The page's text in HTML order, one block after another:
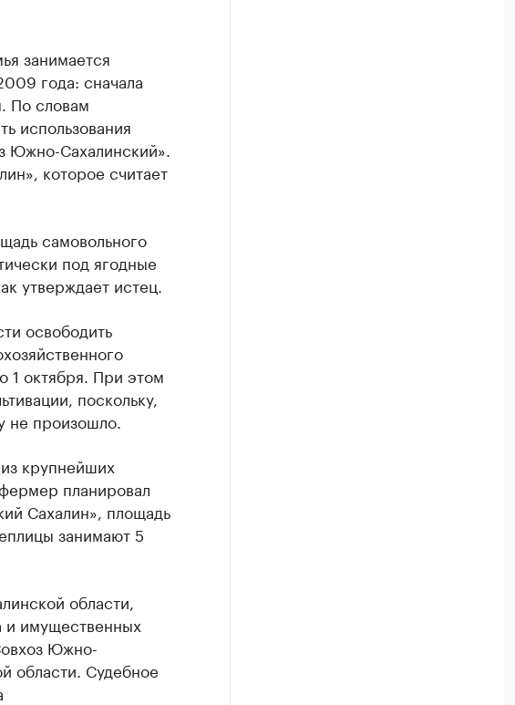
занимается
года: сначала
По словам
использования
Южно-Сахалинский».
которое считает
самовольного
под ягодные
утверждает истец.
освободить
1 октября. При этом
поскольку,
не произошло.
крупнейших
планировал
Сахалин», площадь
занимают 5
области,
и имущественных
Южно-
области. Судебное